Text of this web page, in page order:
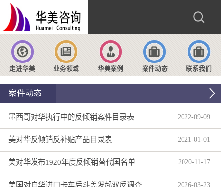
走进华美 业务领域 华美案例 案件动态 联系我们
案件动态
墨西哥对华执行中的反倾销案件目录表 2022-09-09
美对华反倾销反补贴产品目录表 2021 -01 -01
美对华发布1920年度反倾销替代国名单 2020-11 -17
美国对自华进口卡车后斗盖发起双反调查 2026-03-23